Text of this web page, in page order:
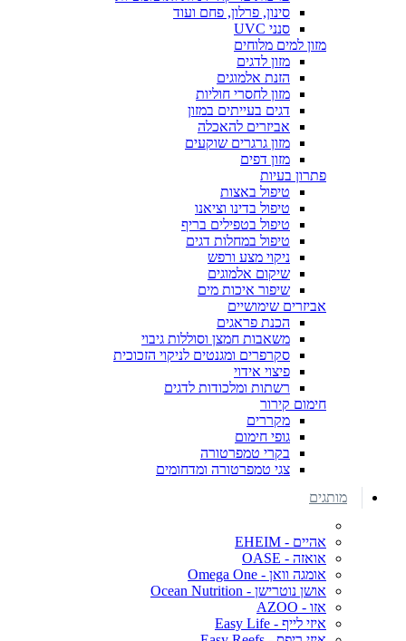
סינון, פרלון, פחם ועוד
סנני UVC
מזון למים מלוחים
מזון לדגים
הזנת אלמוגים
מזון לחסרי חוליות
דגים בעייתים במזון
אביזרים להאכלה
מזון גרגרים שוקעים
מזון דפים
פתרון בעיות
טיפול באצות
טיפול בדינו וציאנו
טיפול בטפילים בריף
טיפול במחלות דגים
ניקוי מצע ורפש
שיקום אלמוגים
שיפור איכות מים
אביזרים שימושיים
הכנת פראגים
משאבות חמצן וסוללות גיבוי
סקרפרים ומגנטים לניקוי הזכוכית
פיצוי אידוי
רשתות ומלכודות לדגים
חימום קירור
מקררים
גופי חימום
בקרי טמפרטורה
צגי טמפרטורה ומדחומים
מותגים
אהיים - EHEIM
אואזה - OASE
אומגה וואן - Omega One
אושן נוטרישן - Ocean Nutrition
אזו - AZOO
איזי לייף - Easy Life